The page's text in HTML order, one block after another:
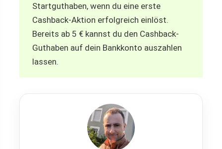
Startguthaben, wenn du eine erste
Cashback-Aktion erfolgreich einlöst.
Bereits ab 5 € kannst du den Cashback-
Guthaben auf dein Bankkonto auszahlen
lassen.